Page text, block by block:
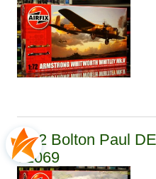
1:72 Bolton Paul
02069